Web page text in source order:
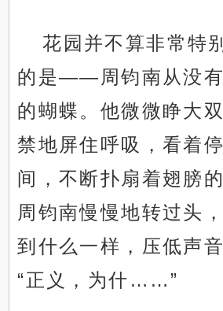
花园并不算非常特
的是——周钧南从没有
的蝴蝶。他微微睁大
禁地屏住呼吸，看着
间，不断扑扇着翅膀
周钧南慢慢地转过头
到什么一样，压低声
“正义，为什……”